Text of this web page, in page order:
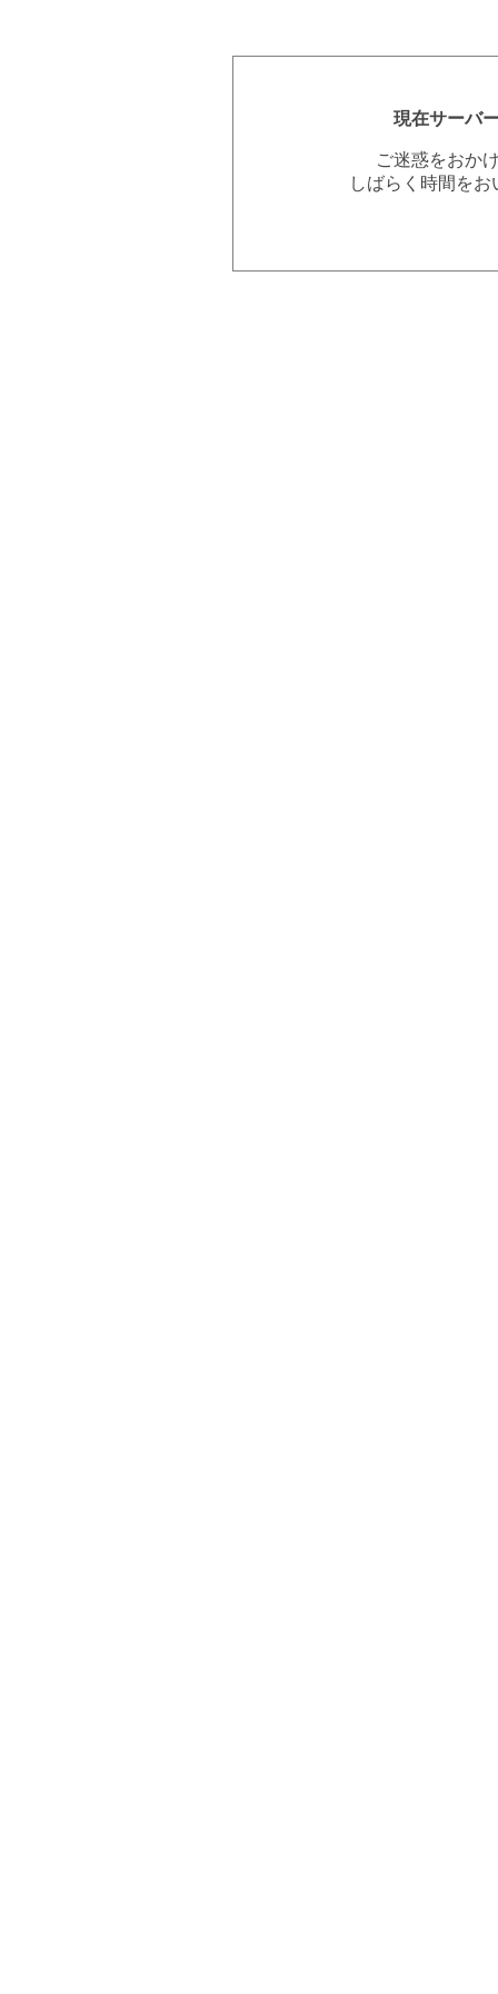
現在サーバ
ご迷惑をおか
しばらく時間を